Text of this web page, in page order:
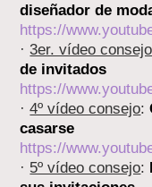
diseñador de
https://
·3er. vídeo consejo
de invitados
https://
·4º vídeo consejo:
casarse
https://
· 5º vídeo consejo: